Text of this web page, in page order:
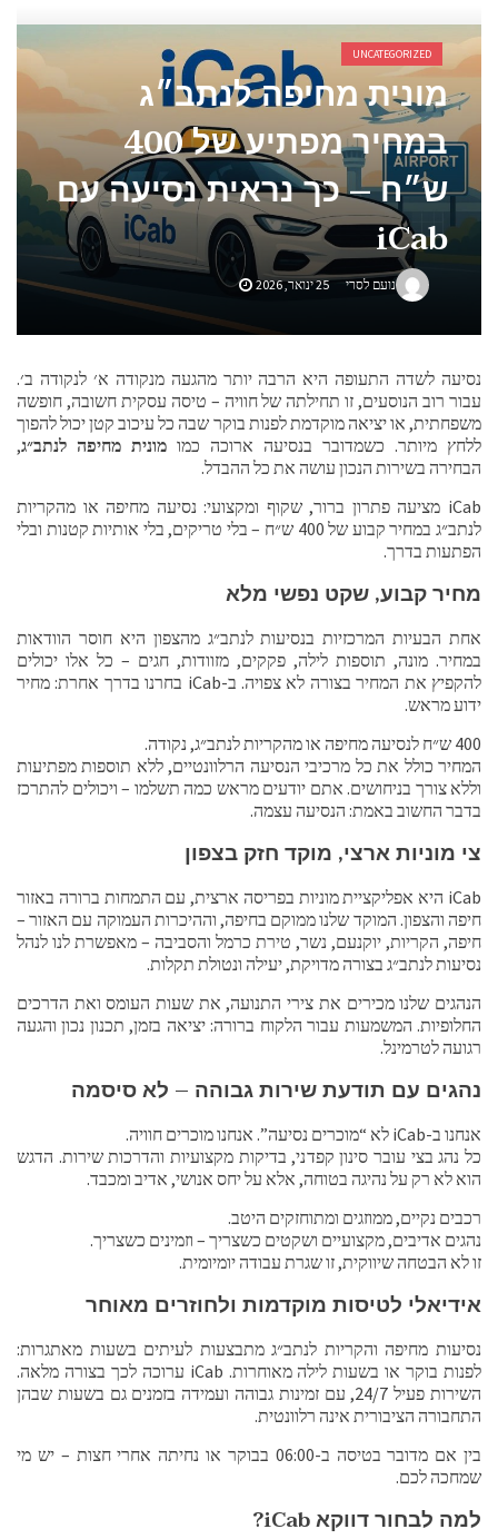
אביזרים ומתנות לגבר שאוהב להיות בשטח
אשפוז פסיכיאטרי ביתי: הגישה הדיסקרטית שמשנה את כללי המשחק בבריאות הנפש
UNCATEGORIZED
מונית מחיפה לנתב״ג
במחיר מפתיע של 400
ש״ח – כך נראית נסיעה עם
iCab
נועם לסרי 25 ינואר, 2026
נסיעה לשדה התעופה היא הרבה יותר מהגעה מנקודה א׳ לנקודה ב׳.
עבור רוב הנוסעים, זו תחילתה של חוויה – טיסה עסקית חשובה, חופשה
משפחתית, או יציאה מוקדמת לפנות בוקר שבה כל עיכוב קטן יכול להפוך
ללחץ מיותר. כשמדובר בנסיעה ארוכה כמו מונית מחיפה לנתב״ג,
הבחירה בשירות הנכון עושה את כל ההבדל.
iCab מציעה פתרון ברור, שקוף ומקצועי: נסיעה מחיפה או מהקריות
לנתב״ג במחיר קבוע של 400 ש״ח – בלי טריקים, בלי אותיות קטנות ובלי
הפתעות בדרך.
מחיר קבוע, שקט נפשי מלא
אחת הבעיות המרכזיות בנסיעות לנתב״ג מהצפון היא חוסר הוודאות
במחיר. מונה, תוספות לילה, פקקים, מזוודות, חגים – כל אלו יכולים
להקפיץ את המחיר בצורה לא צפויה. ב-iCab בחרנו בדרך אחרת: מחיר
ידוע מראש.
400 ש״ח לנסיעה מחיפה או מהקריות לנתב״ג, נקודה.
המחיר כולל את כל מרכיבי הנסיעה הרלוונטיים, ללא תוספות מפתיעות
וללא צורך בניחושים. אתם יודעים מראש כמה תשלמו – ויכולים להתרכז
בדבר החשוב באמת: הנסיעה עצמה.
צי מוניות ארצי, מוקד חזק בצפון
iCab היא אפליקציית מוניות בפריסה ארצית, עם התמחות ברורה באזור
חיפה והצפון. המוקד שלנו ממוקם בחיפה, וההיכרות העמוקה עם האזור –
חיפה, הקריות, יוקנעם, נשר, טירת כרמל והסביבה – מאפשרת לנו לנהל
נסיעות לנתב״ג בצורה מדויקת, יעילה ונטולת תקלות.
הנהגים שלנו מכירים את צירי התנועה, את שעות העומס ואת הדרכים
החלופיות. המשמעות עבור הלקוח ברורה: יציאה בזמן, תכנון נכון והגעה
רגועה לטרמינל.
נהגים עם תודעת שירות גבוהה – לא סיסמה
אנחנו ב-iCab לא “מוכרים נסיעה”. אנחנו מוכרים חוויה.
כל נהג בצי עובר סינון קפדני, בדיקות מקצועיות והדרכות שירות. הדגש
הוא לא רק על נהיגה בטוחה, אלא על יחס אנושי, אדיב ומכבד.
רכבים נקיים, ממוזגים ומתוחזקים היטב.
נהגים אדיבים, מקצועיים ושקטים כשצריך – וזמינים כשצריך.
זו לא הבטחה שיווקית, זו שגרת עבודה יומיומית.
אידיאלי לטיסות מוקדמות ולחוזרים מאוחר
נסיעות מחיפה והקריות לנתב״ג מתבצעות לעיתים בשעות מאתגרות:
לפנות בוקר או בשעות לילה מאוחרות. iCab ערוכה לכך בצורה מלאה.
השירות פעיל 24/7, עם זמינות גבוהה ועמידה בזמנים גם בשעות שבהן
התחבורה הציבורית אינה רלוונטית.
בין אם מדובר בטיסה ב-06:00 בבוקר או נחיתה אחרי חצות – יש מי
שמחכה לכם.
למה לבחור דווקא iCab?